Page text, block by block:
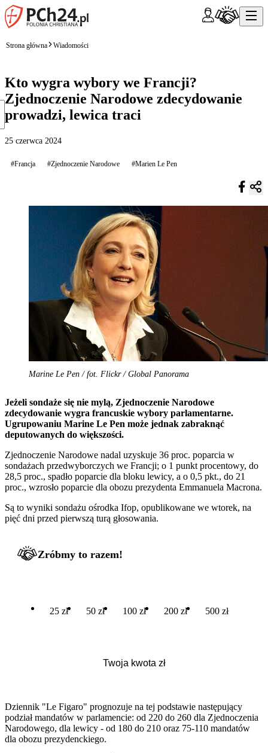
Strona główna Wiadomości
Kto wygra wybory we Francji?
Zjednoczenie Narodowe zdecydowanie
prowadzi, lewica traci
25 czerwca 2024
#Francja #Zjednoczenie Narodowe #Marien Le Pen
Marine Le Pen / fot. Flickr / Global Panorama
Jeżeli sondaże się nie mylą, Zjednoczenie Narodowe
zdecydowanie wygra francuskie wybory parlamentarne.
Ugrupowaniu Marine Le Pen może jednak zabraknąć
deputowanych do większości.
Zjednoczenie Narodowe nadal uzyskuje 36 proc. poparcia w
sondażach przedwyborczych we Francji; o 1 punkt procentowy, do
28,5 proc., spadło poparcie dla bloku lewicy, a o 0,5 pkt., do 21
proc., wzrosło poparcie dla obozu prezydenta Emmanuela Macrona.
Są to wyniki sondażu ośrodka Ifop, opublikowane we wtorek, na
pięć dni przed pierwszą turą głosowania.
Zróbmy to razem!
25 zł 50 zł 100 zł 200 zł 500 zł
Dziennik "Le Figaro" prognozuje na tej podstawie następujący
podział mandatów w parlamencie: od 220 do 260 dla Zjednoczenia
Narodowego, dla lewicy - od 180 do 210 oraz 75-110 mandatów
dla obozu prezydenckiego.